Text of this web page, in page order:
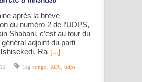
après la brève
du numéro 2 de l’UDPS,
Shabani, c’est au tour du
adjoint du parti
Ra [...]
Tag congo RDC udps